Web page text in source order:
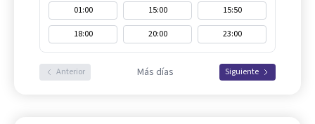
01:00 15:00
15:50
18:00
20:00 23:00
Anterior Más días Siguiente